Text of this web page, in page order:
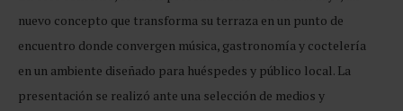
nuevo concepto que transforma su terraza en un punto de
encuentro donde convergen música, gastronomía y coctelería
en un ambiente diseñado para huéspedes y público local. La
presentación se realizó ante una selección de medios y